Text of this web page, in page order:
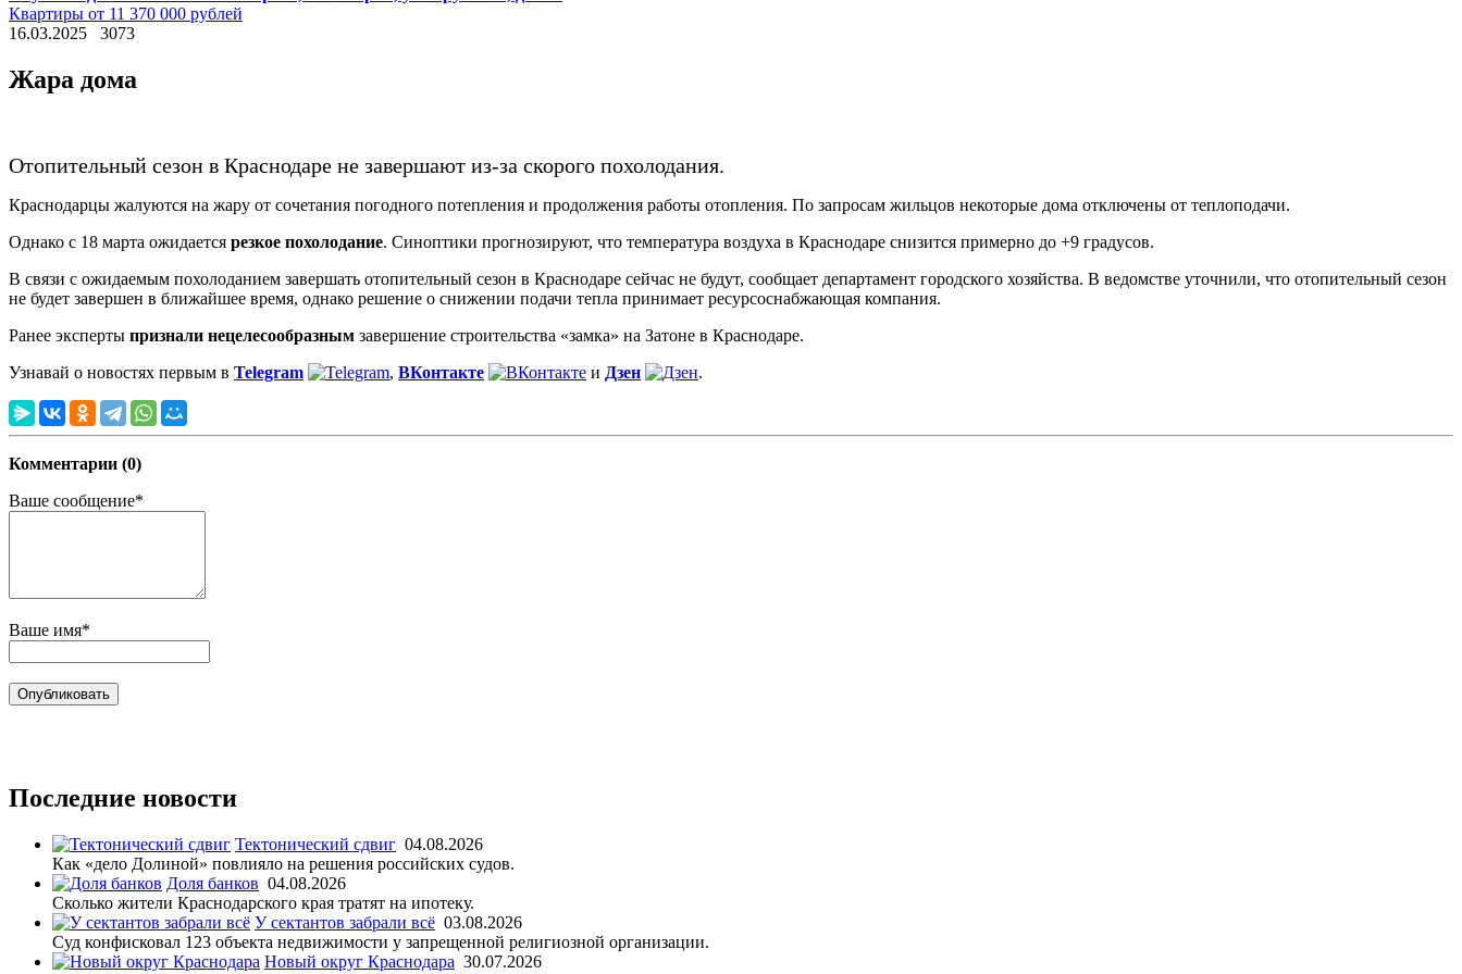
Квартиры от 11 370 000 рублей
16.03.2025
3073
Жара дома
Отопительный сезон в Краснодаре не завершают из-за скорого похолодания.
Краснодарцы жалуются на жару от сочетания погодного потепления и продолжения работы отопления. По запросам жильцов некоторые дома отключены от теплоподачи.
Однако с 18 марта ожидается резкое похолодание. Синоптики прогнозируют, что температура воздуха в Краснодаре снизится примерно до +9 градусов.
В связи с ожидаемым похолоданием завершать отопительный сезон в Краснодаре сейчас не будут, сообщает департамент городского хозяйства. В ведомстве уточнили, что отопительный сезон
не будет завершен в ближайшее время, однако решение о снижении подачи тепла принимает ресурсоснабжающая компания.
Ранее эксперты признали нецелесообразным завершение строительства «замка» на Затоне в Краснодаре.
Узнавай о новостях первым в Telegram , ВКонтакте и Дзен .
Комментарии (0)
Ваше сообщение*
Ваше имя*
Последние новости
Тектонический сдвиг 04.08.2026
Как «дело Долиной» повлияло на решения российских судов.
Доля банков 04.08.2026
Сколько жители Краснодарского края тратят на ипотеку.
У сектантов забрали всё 03.08.2026
Суд конфисковал 123 объекта недвижимости у запрещенной религиозной организации.
Новый округ Краснодара 30.07.2026